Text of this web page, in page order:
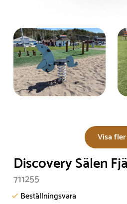
Visa fler
Discovery Sälen
711255
Beställningsvara